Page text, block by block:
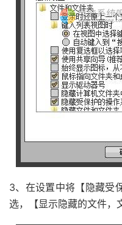
3、在设置中将【隐藏受
选，【显示隐藏的文件，